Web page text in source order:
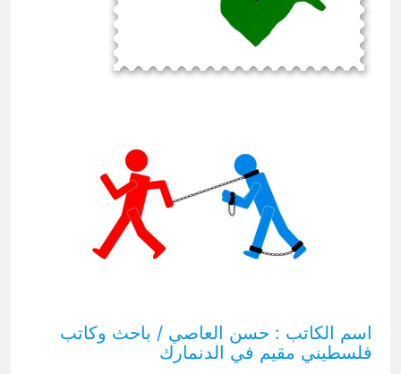
قراءة تحليليّة في الأبعاد القانونيّة
والسياسيّة للأتفاق الإطاري
اسم الكاتب : حسن العاصي / باحث وكاتب
فلسطيني مقيم في الدنمارك